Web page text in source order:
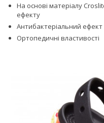
На основі матеріалу
ефекту
Антибактеріальний ефект
Ортопедичні властивості